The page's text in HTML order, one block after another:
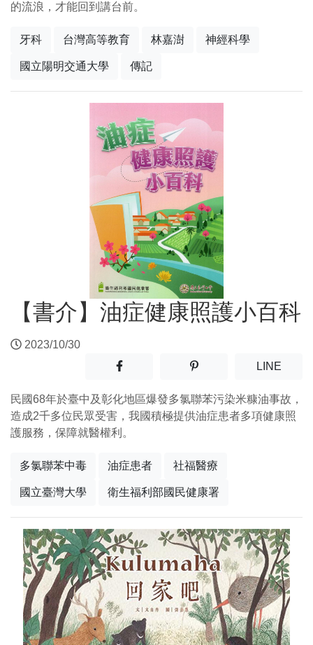
的流浪，才能回到講台前。
牙科 台灣高等教育 林嘉澍 神經科學
國立陽明交通大學 傳記
【書介】油症健康照護小百科
2023/10/30
分享至facebook(另開新視窗)
分享至噗浪(另開新視窗)
LINE(另開
民國68年於臺中及彰化地區爆發多氯聯苯污染米糠油事故，
造成2千多位民眾受害，我國積極提供油症患者多項健康照
護服務，保障就醫權利。
多氯聯苯中毒 油症患者 社福醫療
國立臺灣大學 衛生福利部國民健康署